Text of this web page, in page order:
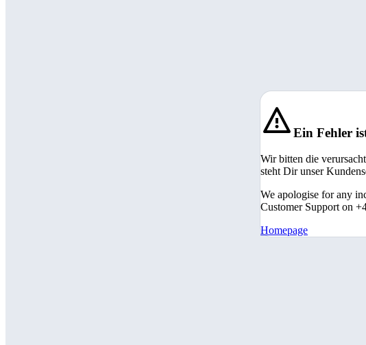
Ein Fehler
Wir bitten die
steht Dir unser
We apologise for any
Customer Support on
Homepage